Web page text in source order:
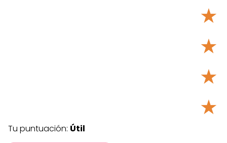
★
★
★
★
Tu puntuación: Útil